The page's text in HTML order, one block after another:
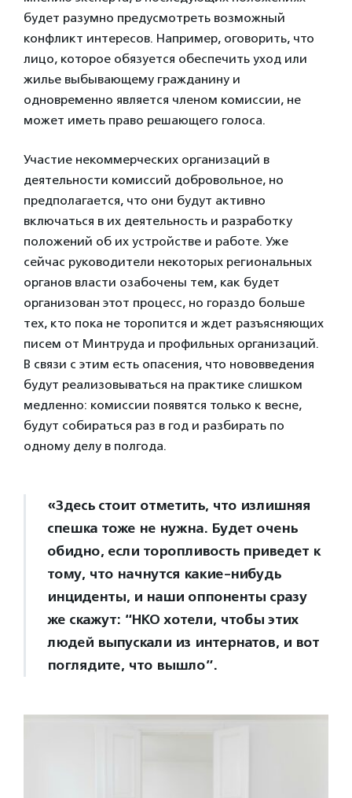
будет разумно предусмотреть возможный
конфликт интересов. Например, оговорить, что
лицо, которое обязуется обеспечить уход или
жилье выбывающему гражданину и
одновременно является членом комиссии, не
может иметь право решающего голоса.
Участие некоммерческих организаций в
деятельности комиссий добровольное, но
предполагается, что они будут активно
включаться в их деятельность и разработку
положений об их устройстве и работе. Уже
сейчас руководители некоторых региональных
органов власти озабочены тем, как будет
организован этот процесс, но гораздо больше
тех, кто пока не торопится и ждет разъясняющих
писем от Минтруда и профильных организаций.
В связи с этим есть опасения, что нововведения
будут реализовываться на практике слишком
медленно: комиссии появятся только к весне,
будут собираться раз в год и разбирать по
одному делу в полгода.
«Здесь стоит отметить, что излишняя
спешка тоже не нужна. Будет очень
обидно, если торопливость приведет к
тому, что начнутся какие-нибудь
инциденты, и наши оппоненты сразу
же скажут: “НКО хотели, чтобы этих
людей выпускали из интернатов, и вот
поглядите, что вышло”.